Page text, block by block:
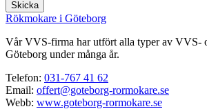
Skicka
Rökmokare i Göteborg
Vår VVS-firma har utfört alla typer av VVS-
Göteborg under många år.
Telefon: 031-767 41 62
Email: offert@goteborg-rormokare.se
Webb: www.goteborg-rormokare.se